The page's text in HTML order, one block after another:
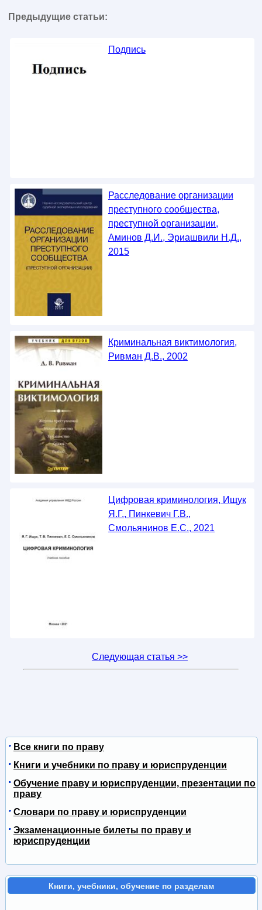
Предыдущие статьи:
Подпись
Расследование организации
преступного сообщества,
преступной организации,
Аминов Д.И., Эриашвили Н.Д.,
2015
Криминальная виктимология,
Ривман Д.В., 2002
Цифровая криминология, Ищук
Я.Г., Пинкевич Г.В.,
Смольянинов Е.С., 2021
Следующая статья >>
Все книги по праву
Книги и учебники по праву и юриспруденции
Обучение праву и юриспруденции, презентации по
праву
Словари по праву и юриспруденции
Экзаменационные билеты по праву и
юриспруденции
Книги, учебники, обучение по разделам